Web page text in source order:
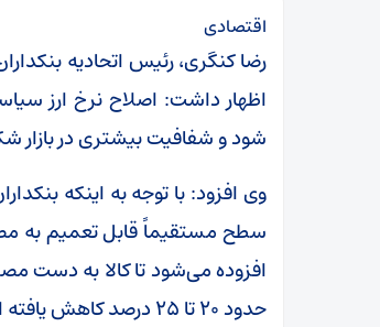
اقتصادی
رضا کنگری، رئیس اتحادیه
اظهار داشت: اصلاح نرخ ارز
شود و شفافیت بیشتری در بازار
وی افزود: با توجه به اینکه
افزوده می‌شود تا کالا به دست
حدود ۲۰ تا ۲۵ درصد کاهش یافته است.